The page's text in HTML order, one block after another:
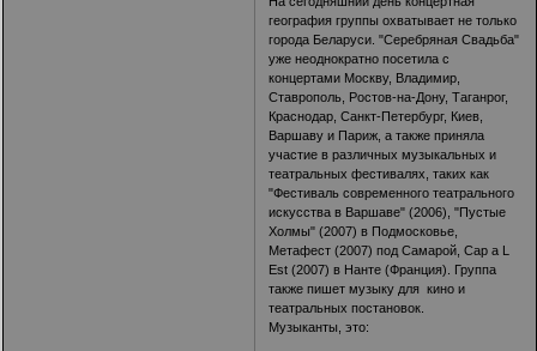
география группы охватывает не только
города Беларуси. "Серебряная Свадьба"
уже неоднократно посетила с
концертами Москву, Владимир,
Ставрополь, Ростов-на-Дону, Таганрог,
Краснодар, Санкт-Петербург, Киев,
Варшаву и Париж, а также приняла
участие в различных музыкальных и
театральных фестивалях, таких как
"Фестиваль современного театрального
искусства в Варшаве" (2006), "Пустые
Холмы" (2007) в Подмосковье,
Метафест (2007) под Самарой, Cap a L
Est (2007) в Нанте (Франция). Группа
также пишет музыку для кино и
театральных постановок.
Музыканты, это: